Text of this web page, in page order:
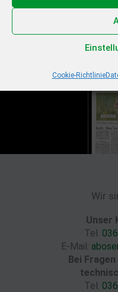
Cookie-Richtlinie
Jetzt zum
Wir
Unser
Tel.
E-Mail:
Bei
Tel.